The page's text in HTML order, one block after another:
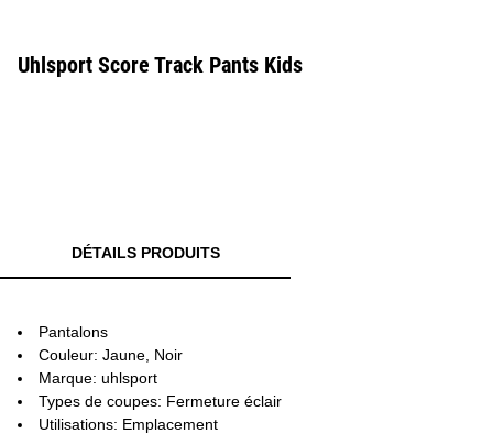
Uhlsport Score Track Pants Kids
DÉTAILS PRODUITS
Pantalons
Couleur: Jaune, Noir
Marque: uhlsport
Types de coupes: Fermeture éclair
Utilisations: Emplacement